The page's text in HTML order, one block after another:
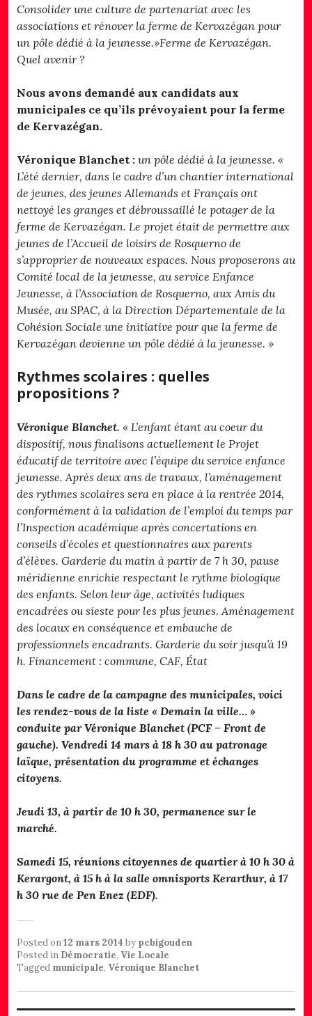
Consolider une culture de partenariat avec les
associations et rénover la ferme de Kervazégan pour
un pôle dédié à la jeunesse.»Ferme de Kervazégan.
Quel avenir ?
Nous avons demandé aux candidats aux
municipales ce qu’ils prévoyaient pour la ferme
de Kervazégan.
Véronique Blanchet : un pôle dédié à la jeunesse. «
L’été dernier, dans le cadre d’un chantier international
de jeunes, des jeunes Allemands et Français ont
nettoyé les granges et débroussaillé le potager de la
ferme de Kervazégan. Le projet était de permettre aux
jeunes de l’Accueil de loisirs de Rosquerno de
s’approprier de nouveaux espaces. Nous proposerons au
Comité local de la jeunesse, au service Enfance
Jeunesse, à l’Association de Rosquerno, aux Amis du
Musée, au SPAC, à la Direction Départementale de la
Cohésion Sociale une initiative pour que la ferme de
Kervazégan devienne un pôle dédié à la jeunesse. »
Rythmes scolaires : quelles
propositions ?
Véronique Blanchet. « L’enfant étant au coeur du
dispositif, nous finalisons actuellement le Projet
éducatif de territoire avec l’équipe du service enfance
jeunesse. Après deux ans de travaux, l’aménagement
des rythmes scolaires sera en place à la rentrée 2014,
conformément à la validation de l’emploi du temps par
l’Inspection académique après concertations en
conseils d’écoles et questionnaires aux parents
d’élèves. Garderie du matin à partir de 7 h 30, pause
méridienne enrichie respectant le rythme biologique
des enfants. Selon leur âge, activités ludiques
encadrées ou sieste pour les plus jeunes. Aménagement
des locaux en conséquence et embauche de
professionnels encadrants. Garderie du soir jusqu’à 19
h. Financement : commune, CAF, État
Dans le cadre de la campagne des municipales, voici
les rendez-vous de la liste « Demain la ville… »
conduite par Véronique Blanchet (PCF – Front de
gauche). Vendredi 14 mars à 18 h 30 au patronage
laïque, présentation du programme et échanges
citoyens.
Jeudi 13, à partir de 10 h 30, permanence sur le
marché.
Samedi 15, réunions citoyennes de quartier à 10 h 30 à
Kerargont, à 15 h à la salle omnisports Kerarthur, à 17
h 30 rue de Pen Enez (EDF).
Posted on12 mars 2014 by pcbigouden
Posted in Démocratie, Vie Locale
Tagged municipale, Véronique Blanchet